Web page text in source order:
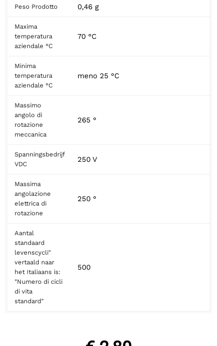
Peso Prodotto 0,46 g
Maxima
temperatura
aziendale °C
70 °C
Minima
temperatura
aziendale °C
meno 25 °C
Massimo
angolo di
rotazione
meccanica
265 °
Spanningsbedrijf
VDC
250 V
Massima
angolazione
elettrica di
rotazione
250 °
Aantal
standaard
levenscycli"
vertaald naar
het Italiaans is:
"Numero di cicli
di vita
standard"
500